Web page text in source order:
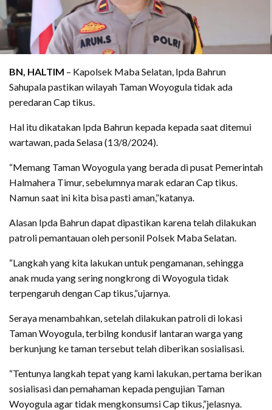
BN, HALTIM – Kapolsek Maba Selatan, Ipda Bahrun
Sahupala pastikan wilayah Taman Woyogula tidak ada
peredaran Cap tikus.
Hal itu dikatakan Ipda Bahrun kepada kepada saat ditemui
wartawan, pada Selasa (13/8/2024).
“Memang Taman Woyogula yang berada di pusat Pemerintah
Halmahera Timur, sebelumnya marak edaran Cap tikus.
Namun saat ini kita bisa pasti aman,”katanya.
Alasan Ipda Bahrun dapat dipastikan karena telah dilakukan
patroli pemantauan oleh personil Polsek Maba Selatan.
“Langkah yang kita lakukan untuk pengamanan, sehingga
anak muda yang sering nongkrong di Woyogula tidak
terpengaruh dengan Cap tikus,”ujarnya.
Seraya menambahkan, setelah dilakukan patroli di lokasi
Taman Woyogula, terbilng kondusif lantaran warga yang
berkunjung ke taman tersebut telah diberikan sosialisasi.
“Tentunya langkah tepat yang kami lakukan, pertama berikan
sosialisasi dan pemahaman kepada pengujian Taman
Woyogula agar tidak mengkonsumsi Cap tikus,”jelasnya.